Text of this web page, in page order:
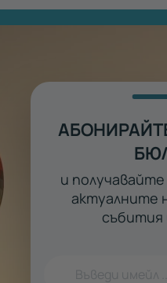
и
актуалните